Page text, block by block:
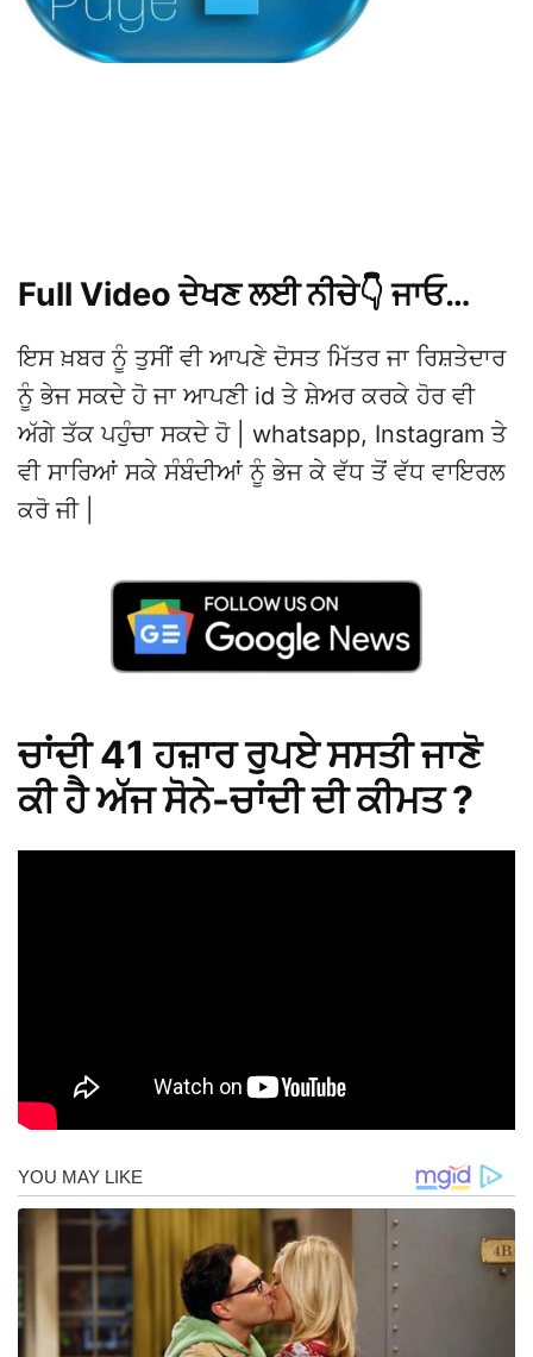
Full Video ਦੇਖਣ ਲਈ ਨੀਚੇ👇 ਜਾਓ…
ਇਸ ਖ਼ਬਰ ਨੂੰ ਤੁਸੀਂ ਵੀ ਆਪਣੇ ਦੋਸਤ ਮਿੱਤਰ ਜਾ ਰਿਸ਼ਤੇਦਾਰ
ਨੂੰ ਭੇਜ ਸਕਦੇ ਹੋ ਜਾ ਆਪਣੀ id ਤੇ ਸ਼ੇਅਰ ਕਰਕੇ ਹੋਰ ਵੀ
ਅੱਗੇ ਤੱਕ ਪਹੁੰਚਾ ਸਕਦੇ ਹੋ | whatsapp, Instagram ਤੇ
ਵੀ ਸਾਰਿਆਂ ਸਕੇ ਸੰਬੰਦੀਆਂ ਨੂੰ ਭੇਜ ਕੇ ਵੱਧ ਤੋਂ ਵੱਧ ਵਾਇਰਲ
ਕਰੋ ਜੀ |
ਚਾਂਦੀ 41 ਹਜ਼ਾਰ ਰੁਪਏ ਸਸਤੀ ਜਾਣੋ
ਕੀ ਹੈ ਅੱਜ ਸੋਨੇ-ਚਾਂਦੀ ਦੀ ਕੀਮਤ ?